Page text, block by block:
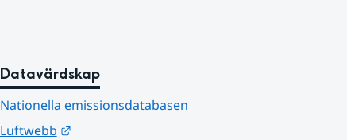
Datavärdskap
Nationella emissionsdatabasen
Luftwebb
Länk till annan webbplats.